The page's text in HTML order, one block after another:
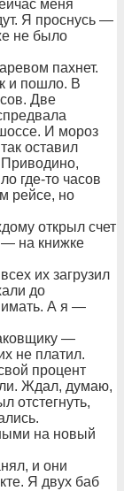
меня
Я проснусь —
не было
пахнет.
и пошло. В
Две
И мороз
оставил
где-то часов
рейсе, но
открыл счет
на книжке
их загрузил
до
А я —
—
не платил.
процент
Ждал, думаю,
отстегнуть,
на новый
и они
Я двух баб